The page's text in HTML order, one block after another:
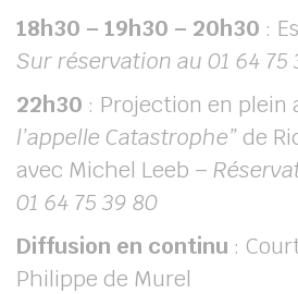
18h30 – 19h30 – 20h30 :
Sur réservation au 01 64 75
22h30 : Projection en plein
l’appelle Catastrophe”de
avec Michel Leeb –
01 64 75 39 80
Diffusion en continu :
Philippe de Murel